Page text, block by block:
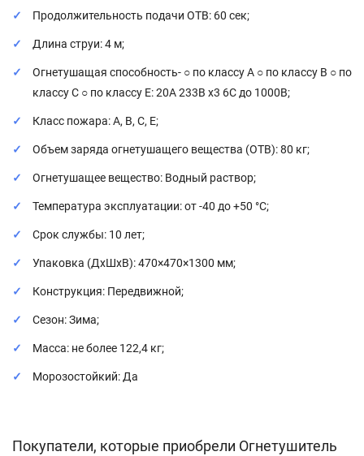
Продолжительность подачи ОТВ: 60 сек;
Длина струи: 4 м;
Огнетушащая способность- ○ по классу А ○ по классу B ○ по
классу С ○ по классу E: 20А 233B х3 6С до 1000В;
Класс пожара: A, B, C, E;
Объем заряда огнетушащего вещества (ОТВ): 80 кг;
Огнетушащее вещество: Водный раствор;
Температура эксплуатации: от -40 до +50 °C;
Срок службы: 10 лет;
Упаковка (ДхШхВ): 470×470×1300 мм;
Конструкция: Передвижной;
Сезон: Зима;
Масса: не более 122,4 кг;
Морозостойкий: Да
Покупатели, которые приобрели Огнетушитель